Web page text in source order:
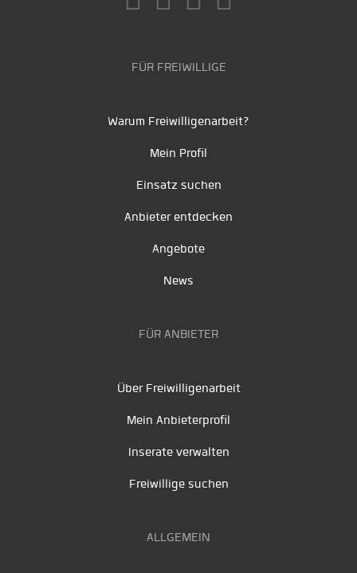
FÜR FREIWILLIGE
Warum Freiwilligenarbeit?
Mein Profil
Einsatz suchen
Anbieter entdecken
Angebote
News
FÜR ANBIETER
Über Freiwilligenarbeit
Mein Anbieterprofil
Inserate verwalten
Freiwillige suchen
ALLGEMEIN